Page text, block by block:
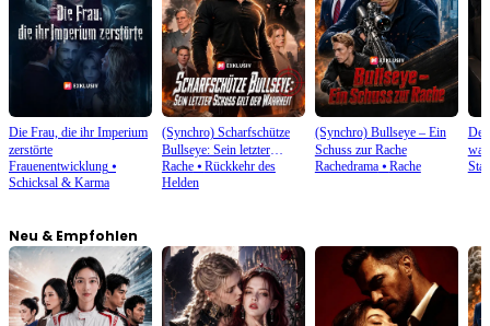
Die Frau, die ihr Imperium
zerstörte
Frauenentwicklung ⦁
Schicksal & Karma
(Synchro) Scharfschütze
Bullseye: Sein letzter
Schuss gilt der Wahrheit
Rache⦁ Rückkehr des
Helden
(Synchro) Bullseye – Ein
Schuss zur Rache
Rachedrama⦁ Rache
Der
Neu & Empfohlen